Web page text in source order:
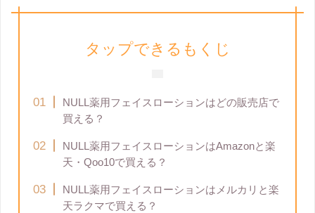
タップできるもくじ
NULL薬用フェイスローションはどの販売店で
買える？
NULL薬用フェイスローションはAmazonと楽
天・Qoo10で買える？
NULL薬用フェイスローションはメルカリと楽
天ラクマで買える？